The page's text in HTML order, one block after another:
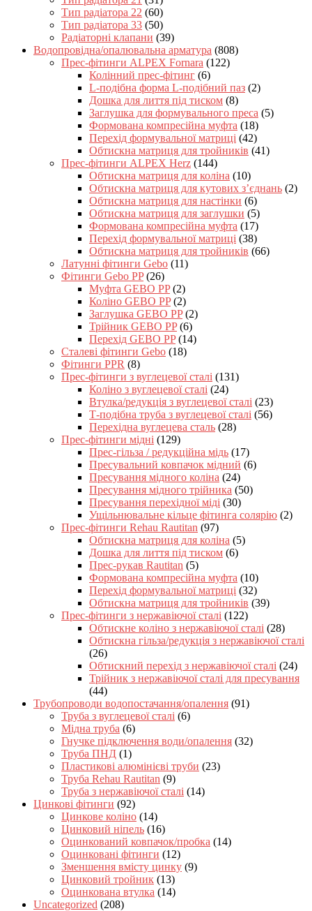
Тип радіатора 22 (60)
Тип радіатора 33 (50)
Радіаторні клапани (39)
Водопровідна/опалювальна арматура (808)
Прес-фітинги ALPEX Fornara (122)
Колінний прес-фітинг (6)
L-подібна форма L-подібний паз (2)
Дошка для лиття під тиском (8)
Заглушка для формувального преса (5)
Формована компресійна муфта (18)
Перехід формувальної матриці (42)
Обтискна матриця для тройників (41)
Прес-фітинги ALPEX Herz (144)
Обтискна матриця для коліна (10)
Обтискна матриця для кутових з’єднань (2)
Обтискна матриця для настінки (6)
Обтискна матриця для заглушки (5)
Формована компресійна муфта (17)
Перехід формувальної матриці (38)
Обтискна матриця для тройників (66)
Латунні фітинги Gebo (11)
Фітинги Gebo PP (26)
Муфта GEBO PP (2)
Коліно GEBO PP (2)
Заглушка GEBO PP (2)
Трійник GEBO PP (6)
Перехід GEBO PP (14)
Сталеві фітинги Gebo (18)
Фітинги PPR (8)
Прес-фітинги з вуглецевої сталі (131)
Коліно з вуглецевої сталі (24)
Втулка/редукція з вуглецевої сталі (23)
Т-подібна труба з вуглецевої сталі (56)
Перехідна вуглецева сталь (28)
Прес-фітинги мідні (129)
Прес-гільза / редукційна мідь (17)
Пресувальний ковпачок мідний (6)
Пресування мідного коліна (24)
Пресування мідного трійника (50)
Пресування перехідної міді (30)
Ущільнювальне кільце фітинга солярію (2)
Прес-фітинги Rehau Rautitan (97)
Обтискна матриця для коліна (5)
Дошка для лиття під тиском (6)
Прес-рукав Rautitan (5)
Формована компресійна муфта (10)
Перехід формувальної матриці (32)
Обтискна матриця для тройників (39)
Прес-фітинги з нержавіючої сталі (122)
Обтискне коліно з нержавіючої сталі (28)
Обтискна гільза/редукція з нержавіючої сталі
(26)
Обтискний перехід з нержавіючої сталі (24)
Трійник з нержавіючої сталі для пресування
(44)
Трубопроводи водопостачання/опалення (91)
Труба з вуглецевої сталі (6)
Мідна труба (6)
Гнучке підключення води/опалення (32)
Труба ПНД (1)
Пластикові алюмінієві труби (23)
Труба Rehau Rautitan (9)
Труба з нержавіючої сталі (14)
Цинкові фітинги (92)
Цинкове коліно (14)
Цинковий ніпель (16)
Оцинкований ковпачок/пробка (14)
Оцинковані фітинги (12)
Зменшення вмісту цинку (9)
Цинковий тройник (13)
Оцинкована втулка (14)
Uncategorized (208)